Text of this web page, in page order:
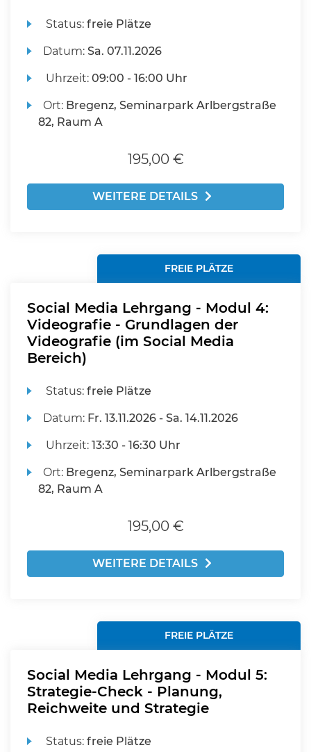
Status:freie Plätze
Datum:Sa. 07.11.2026
Uhrzeit:09:00 - 16:00 Uhr
Ort: Bregenz, Seminarpark Arlbergstraße
82, Raum A
195,00 €
WEITERE DETAILS
FREIE PLÄTZE
Social Media Lehrgang - Modul 4:
Videografie - Grundlagen der
Videografie (im Social Media
Bereich)
Status:freie Plätze
Datum: Fr. 13.11.2026 -Sa. 14.11.2026
Uhrzeit:13:30 - 16:30 Uhr
Ort: Bregenz, Seminarpark Arlbergstraße
82, Raum A
195,00 €
WEITERE DETAILS
FREIE PLÄTZE
Social Media Lehrgang - Modul 5:
Strategie-Check - Planung,
Reichweite und Strategie
Status:freie Plätze